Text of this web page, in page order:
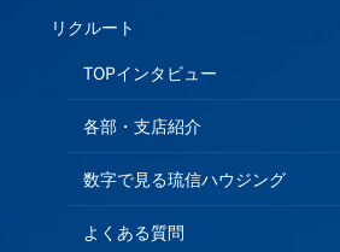
リクルート
TOPインタビュー
各部・支店紹介
数字で見る琉信ハウジング
よくある質問